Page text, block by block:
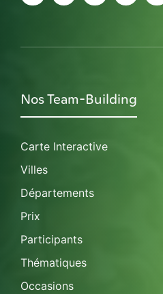
Nos Team-Building
Carte Interactive
Villes
Départements
Prix
Participants
Thématiques
Occasions